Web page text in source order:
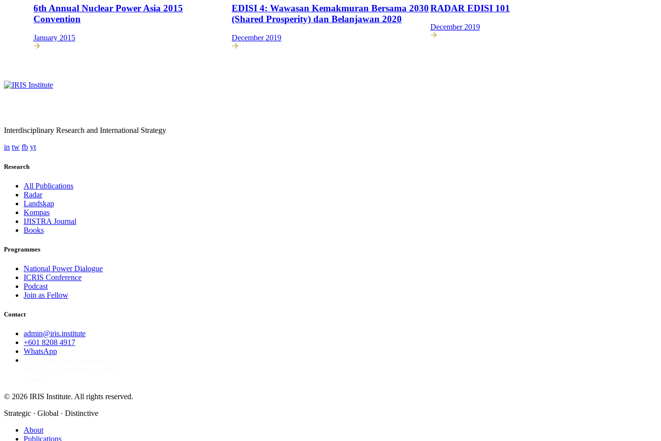
6th Annual Nuclear Power Asia 2015
Convention
January 2015
EDISI 4: Wawasan Kemakmuran Bersama 2030
(Shared Prosperity) dan Belanjawan 2020
December 2019
RADAR EDISI 101
December 2019
Interdisciplinary Research and International Strategy
in tw fb yt
Research
All Publications
Radar
Landskap
Kompas
IJISTRA Journal
Books
Programmes
National Power Dialogue
ICRIS Conference
Podcast
Join as Fellow
Contact
admin@iris.institute
+601 8208 4917
WhatsApp
© 2026 IRIS Institute. All rights reserved.
Strategic · Global · Distinctive
About
Publications